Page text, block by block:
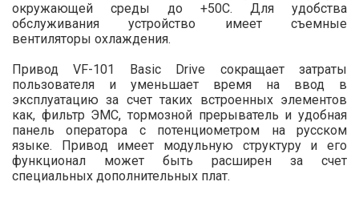
окружающей среды до +50С. Для удобства
обслуживания устройство имеет съемные
вентиляторы охлаждения.
Привод VF-101 Basic Drive сокращает затраты
пользователя и уменьшает время на ввод в
эксплуатацию за счет таких встроенных элементов
как, фильтр ЭМС, тормозной прерыватель и удобная
панель оператора с потенциометром на русском
языке. Привод имеет модульную структуру и его
функционал может быть расширен за счет
специальных дополнительных плат.